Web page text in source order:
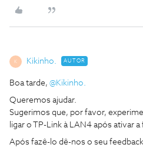
K Kikinho. AUTOR
Boa tarde, @Kikinho.
Queremos ajudar.
Sugerimos que, por favor,
ligar o TP-Link à LAN4 após ativar
Após fazê-lo dê-nos o seu